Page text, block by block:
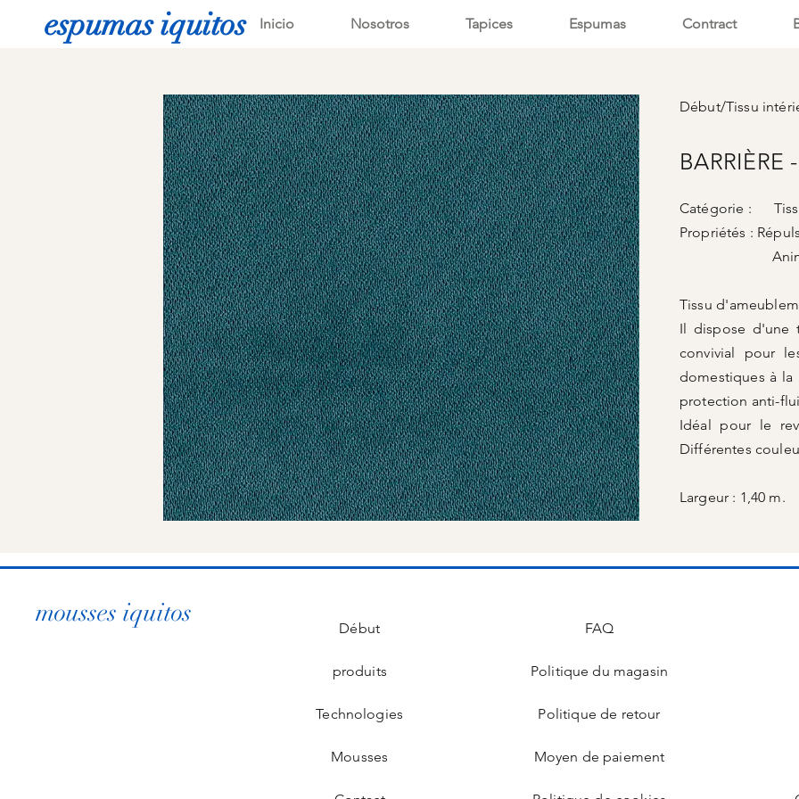
espumas iquitos Inicio Nosotros Tapices Espumas Contract
Début/Tissu
BARRIÈRE
Catégorie :
Propriétés :
Animaux
Tissu
Il dispose d'une
convivial pour
domestiques à
protection anti-
Idéal pour le
Différentes
Largeur : 1,40 m.
mousses iquitos
Début
produits
Technologies
Mousses
FAQ
Politique du magasin
Politique de retour
Moyen de paiement